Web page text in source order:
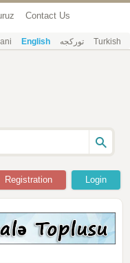
Contact Us
English تورکجه Turkish
Login
Registration